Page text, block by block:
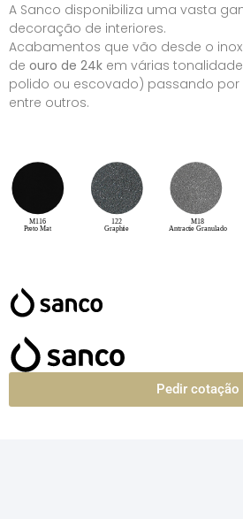
A Sanco disponibiliza uma vasta
decoração de interiores.
Acabamentos que vão desde o
de ouro de 24k em várias
polido ou escovado) passando por
entre outros.
Pedir cotação